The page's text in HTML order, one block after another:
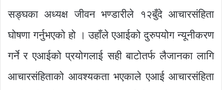
सङ्घका अध्यक्ष जीवन भण्डारीले १२बुँदे आचारसंहिता
घोषणा गर्नुभएको हो । उहाँले एआईको दुरुपयोग न्यूनीकरण
गर्ने र एआईको प्रयोगलाई सही बाटोतर्फ लैजानका लागि
आचारसंहिताको आवश्यकता भएकाले एआई आचारसंहिता